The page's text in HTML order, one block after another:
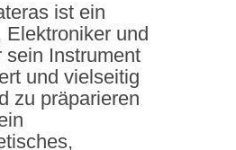
ist ein
Elektroniker und
sein Instrument
und vielseitig
zu präparieren